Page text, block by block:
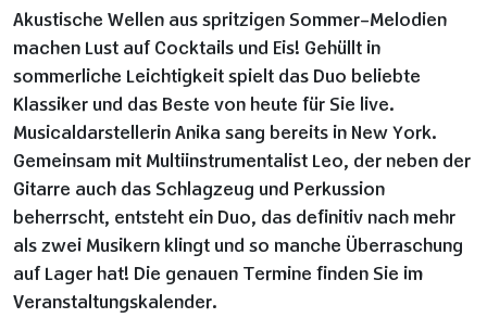
Akustische Wellen aus spritzigen Sommer-Melodien
machen Lust auf Cocktails und Eis! Gehüllt in
sommerliche Leichtigkeit spielt das Duo beliebte
Klassiker und das Beste von heute für Sie live.
Musicaldarstellerin Anika sang bereits in New York.
Gemeinsam mit Multiinstrumentalist Leo, der neben der
Gitarre auch das Schlagzeug und Perkussion
beherrscht, entsteht ein Duo, das definitiv nach mehr
als zwei Musikern klingt und so manche Überraschung
auf Lager hat! Die genauen Termine finden Sie im
Veranstaltungskalender.